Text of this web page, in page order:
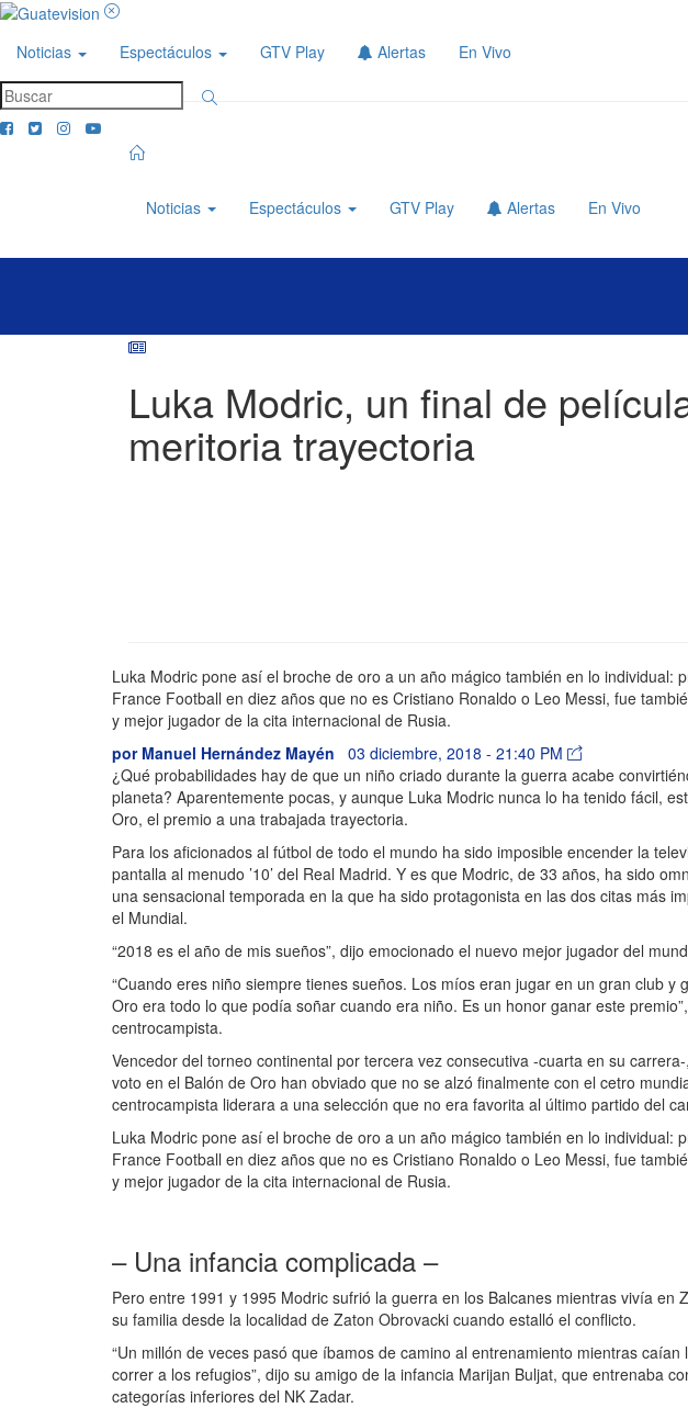
Noticias Espectáculos GTV Play Alertas En Vivo
Noticias Espectáculos GTV Play Alertas En Vivo
Luka Modric, un final de
meritoria trayectoria
Luka Modric pone así el broche de oro a un año mágico también en lo individual:
France Football en diez años que no es Cristiano Ronaldo o Leo Messi, fue
y mejor jugador de la cita internacional de Rusia.
por Manuel Hernández Mayén
03 diciembre, 2018 - 21:40 PM
¿Qué probabilidades hay de que un niño criado durante la guerra acabe
planeta? Aparentemente pocas, y aunque Luka Modric nunca lo ha tenido fácil,
Oro, el premio a una trabajada trayectoria.
Para los aficionados al fútbol de todo el mundo ha sido imposible encender la
pantalla al menudo ’10’ del Real Madrid. Y es que Modric, de 33 años, ha sido
una sensacional temporada en la que ha sido protagonista en las dos citas más
el Mundial.
“2018 es el año de mis sueños”, dijo emocionado el nuevo mejor jugador del
“Cuando eres niño siempre tienes sueños. Los míos eran jugar en un gran club y
Oro era todo lo que podía soñar cuando era niño. Es un honor ganar este
centrocampista.
Vencedor del torneo continental por tercera vez consecutiva -cuarta en su
voto en el Balón de Oro han obviado que no se alzó finalmente con el cetro
centrocampista liderara a una selección que no era favorita al último partido del
Luka Modric pone así el broche de oro a un año mágico también en lo individual:
France Football en diez años que no es Cristiano Ronaldo o Leo Messi, fue
y mejor jugador de la cita internacional de Rusia.
– Una infancia complicada –
Pero entre 1991 y 1995 Modric sufrió la guerra en los Balcanes mientras vivía en
su familia desde la localidad de Zaton Obrovacki cuando estalló el conflicto.
“Un millón de veces pasó que íbamos de camino al entrenamiento mientras
correr a los refugios”, dijo su amigo de la infancia Marijan Buljat, que entrenaba
categorías inferiores del NK Zadar.